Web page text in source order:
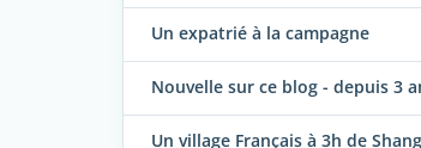
Un expatrié à la campagne
Nouvelle sur ce blog - depuis 3
Un village Français à 3h de